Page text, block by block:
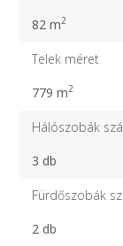
82 m2
Telek méret
779 m2
Hálószobák
3 db
Fürdőszobák
2 db